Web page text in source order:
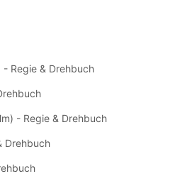
Regie & Drehbuch
- Regie & Drehbuch
Drehbuch